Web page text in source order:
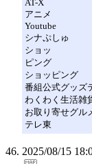
AT-X
アニメ
Youtube
シナぷしゅ
ショッ
ピング
ショッピング
番組公式グッズ
わくわく生活雑
お取り寄せグル
テレ東
2025/08/15